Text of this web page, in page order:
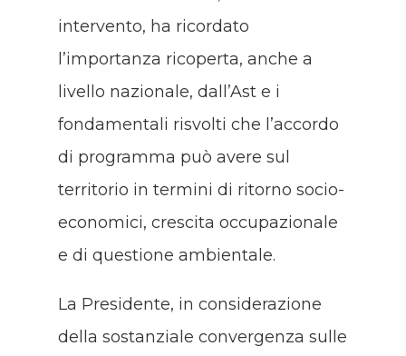
intervento, ha ricordato
l’importanza ricoperta, anche a
livello nazionale, dall’Ast e i
fondamentali risvolti che l’accordo
di programma può avere sul
territorio in termini di ritorno socio-
economici, crescita occupazionale
e di questione ambientale.
La Presidente, in considerazione
della sostanziale convergenza sulle